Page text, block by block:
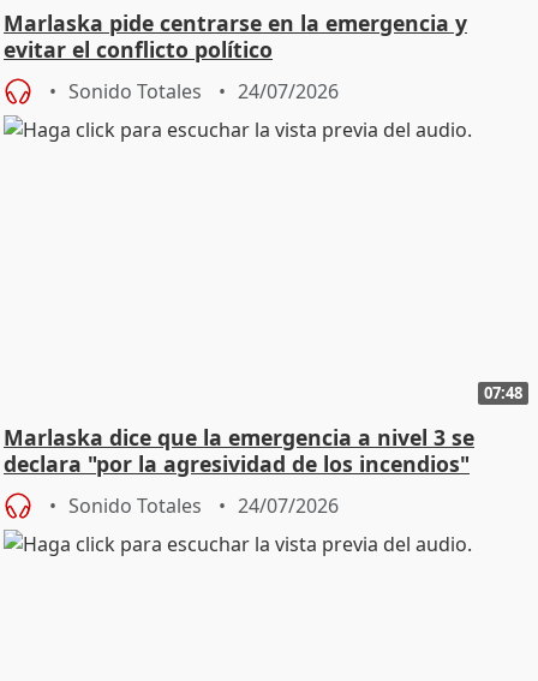
Marlaska pide centrarse en la emergencia y
evitar el conflicto político
Sonido Totales 24/07/2026
07:48
Marlaska dice que la emergencia a nivel 3 se
declara "por la agresividad de los incendios"
Sonido Totales 24/07/2026